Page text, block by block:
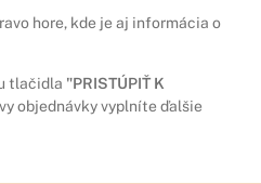
hore, kde je aj informácia o
tlačidla "PRISTÚPIŤ K
objednávky vyplníte ďalšie